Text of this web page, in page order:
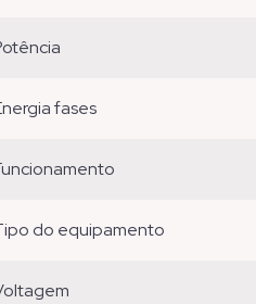
potência
energia fases
funcionamento
tipo do equipamento
voltagem